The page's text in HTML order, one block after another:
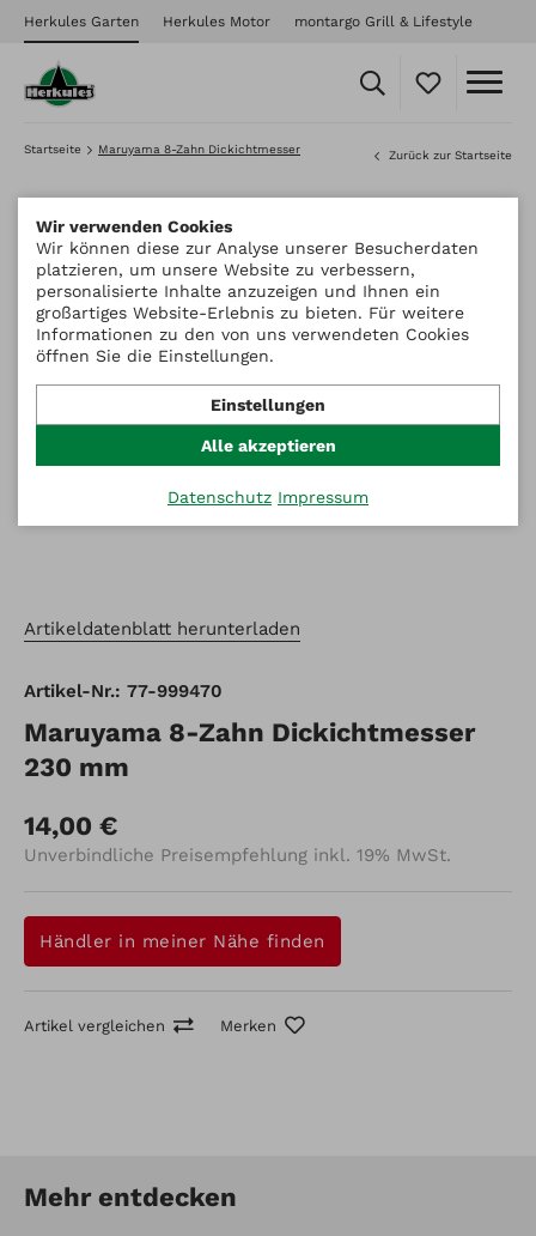
Herkules Garten Herkules Motor montargo Grill & Lifestyle
Startseite Maruyama 8-Zahn Dickichtmesser Zurück zur Startseite
Artikeldatenblatt herunterladen
Artikel-Nr.: 77-999470
Maruyama 8-Zahn Dickichtmesser
230 mm
14,00 €
Unverbindliche Preisempfehlung inkl. 19% MwSt.
Händler in meiner Nähe finden
Artikel vergleichen Merken
Maruyama 8-Zahn Dickichtmesser
Mehr entdecken
Wir verwenden Cookies
Wir können diese zur Analyse unserer Besucherdaten
platzieren, um unsere Website zu verbessern,
personalisierte Inhalte anzuzeigen und Ihnen ein
großartiges Website-Erlebnis zu bieten. Für weitere
Informationen zu den von uns verwendeten Cookies
öffnen Sie die Einstellungen.
Einstellungen
Alle akzeptieren
Datenschutz Impressum